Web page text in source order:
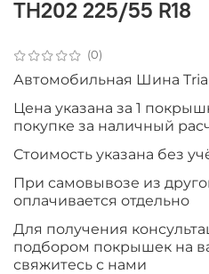
(0)
TH202 225/55 R18
Автомобильная Шина
Цена указана за 1
покупке за наличный
Стоимость указана без
При самовывозе из
оплачивается отдельно
Для получения
подбором покрышек на
свяжитесь с нами